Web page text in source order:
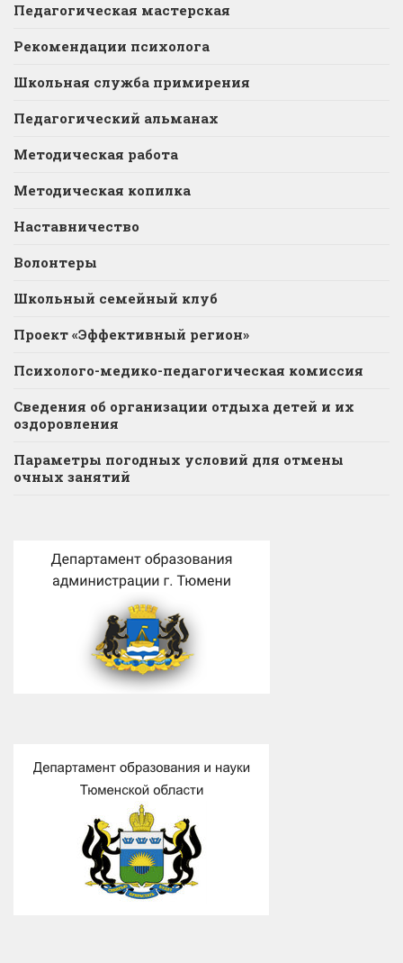
Педагогическая мастерская
Рекомендации психолога
Школьная служба примирения
Педагогический альманах
Методическая работа
Методическая копилка
Наставничество
Волонтеры
Школьный семейный клуб
Проект «Эффективный регион»
Психолого-медико-педагогическая комиссия
Сведения об организации отдыха детей и их
оздоровления
Параметры погодных условий для отмены
очных занятий